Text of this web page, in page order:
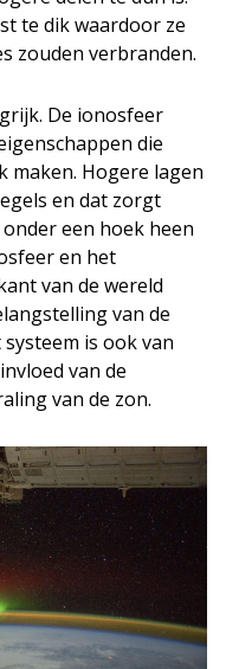
te dik waardoor ze
zouden verbranden.
De ionosfeer
die
maken. Hogere lagen
en dat zorgt
een hoek heen
en het
van de wereld
van de
is ook van
van de
van de zon.